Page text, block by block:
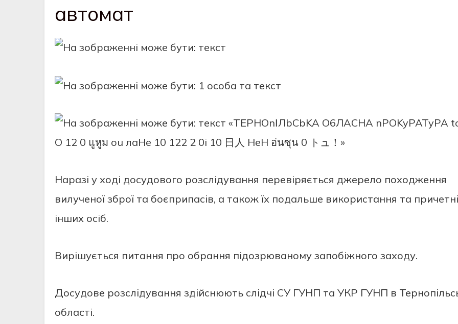
автомат
Наразі у ході досудового розслідування перевіряється джерело походження
вилученої зброї та боєприпасів, а також їх подальше використання та
інших осіб.
Вирішується питання про обрання підозрюваному запобіжного заходу.
Досудове розслідування здійснюють слідчі СУ ГУНП та УКР ГУНП в
області.